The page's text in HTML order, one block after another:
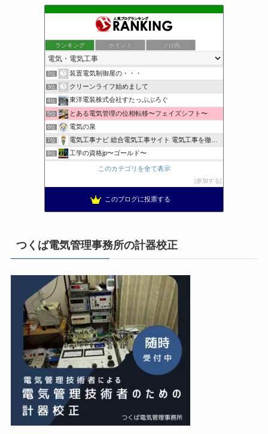
ランキング ポイント ブロ画
1位 小さな引越し屋と電気工事屋の奮闘記
2位 装置電気制御屋の・・・
3位 クリーンライフ始めまして
4位 東洋電装株式会社すたっぷぶろぐ
5位 とある電気管理の位相転移〜フェイズシフト〜
6位 電気の泉
7位 電気工事ナビ 総合電気工事サイト 電気工事を徹底解説
8位 工学の資格jp〜ゴールド〜
日置空調 | エアコン取付 鹿児島 | 鹿児島のエアコン工事
太陽光発電で、第二の年金.JP茨城県鹿嶋市赤嶺電研企画ブログ
15位 電気・電子・情報系出身者の稼ぎ方
このカテゴリを全て表示
参加する
このブログに投票する
つくば電気管理事務所の計器校正